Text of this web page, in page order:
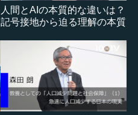
人間とAIの本質的な違いは？
記号接地から迫る理解の本質